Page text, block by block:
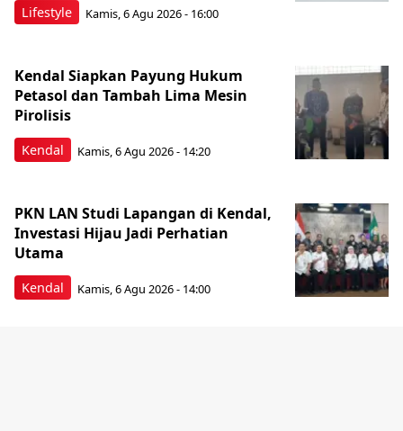
Lifestyle Kamis, 6 Agu 2026 - 16:00
Kendal
Kendal Siapkan Payung Hukum
Petasol dan Tambah Lima Mesin
Pirolisis
Kamis, 6 Agu 2026 - 14:20
Kendal
PKN LAN Studi Lapangan di Kendal,
Investasi Hijau Jadi Perhatian
Utama
Kamis, 6 Agu 2026 - 14:00